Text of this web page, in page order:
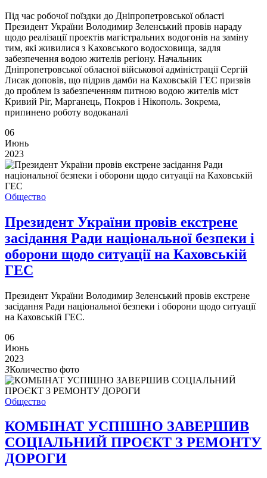
Під час робочої поїздки до Дніпропетровської області
Президент України Володимир Зеленський провів нараду
щодо реалізації проектів магістральних водогонів на заміну
тим, які живилися з Каховського водосховища, задля
забезпечення водою жителів регіону. Начальник
Дніпропетровської обласної військової адміністрації Сергій
Лисак доповів, що підрив дамби на Каховській ГЕС призвів
до проблем із забезпеченням питною водою жителів міст
Кривий Ріг, Марганець, Покров і Нікополь. Зокрема,
припинено роботу водоканалі
06
Июнь
2023
Общество
Президент України провів екстрене
засідання Ради національної безпеки і
оборони щодо ситуації на Каховській
ГЕС
Президент України Володимир Зеленський провів екстрене
засідання Ради національної безпеки і оборони щодо ситуації
на Каховській ГЕС.
06
Июнь
2023
3Количество фото
Общество
КОМБІНАТ УСПІШНО ЗАВЕРШИВ
СОЦІАЛЬНИЙ ПРОЄКТ З РЕМОНТУ
ДОРОГИ